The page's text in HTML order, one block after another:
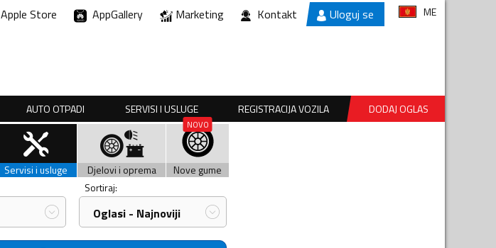
Apple Store AppGallery Marketing Kontakt Uloguj se ME
AUTO OTPADI SERVISI I USLUGE REGISTRACIJA VOZILA DODAJ OGLAS
Servisi i usluge Djelovi i oprema
Nove gume
Sortiraj:
Oglasi - Najnoviji